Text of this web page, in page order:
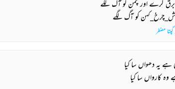
گرے اور چمن کو آگ لگے
کو آگ لگے
مضطر
ہے یہ دھواں سا کیا
وہ کارواں سا کیا